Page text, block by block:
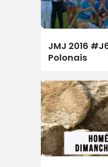
JMJ 2016
Polonais